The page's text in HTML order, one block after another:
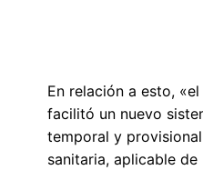
En relación a esto,
facilitó un nuevo
temporal y
sanitaria, aplicable